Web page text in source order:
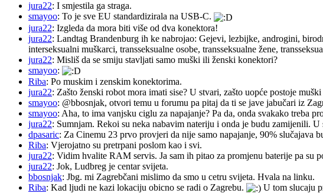
jura22: I smjestila ga straga.
smayoo: To je sve EU standardizirala na USB-C.
jura22: Izgleda da mora biti više od dva konektora!
jura22: Landtag Brandenburg ih ke nabrojao: Gejevi, lezbijke, androgini,
interseksualni muškarci, transseksualne osobe, transseksualne žene,
jura22: Misliš da se smiju stavljati samo muški ili ženski konektori?
smayoo:
Riba: Po muskim i zenskim konektorima.
jura22: Zašto ženski robot mora imati sise? U stvari, zašto uopće postoje
smayoo: @bbosnjak, otvori temu u forumu pa pitaj da ti se jave jabučari iz
smayoo: Aha, to ima vanjsku ciglu za napajanje? Pa da, onda svakako treba
jura22: Sumnjam. Rekoi su neka nabavim nateriju i onda je budu zamijenili.
dpasaric: Za Cinemu 23 prvo provjeri da nije samo napajanje, 90% slučajava
Riba: Vjerojatno su pretrpani poslom kao i svi.
jura22: Vidim hvalite RAM servis. Ja sam ih pitao za promjenu baterije pa su
jura22: Jok, Ludbreg je centar svijeta.
bbosnjak: Jbg. mi Zagrebčani mislimo da smo u cetru svijeta. Hvala na linku.
Riba: Kad ljudi ne kazi lokaciju obicno se radi o Zagrebu. U tom slucaju